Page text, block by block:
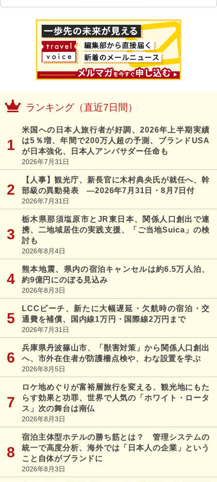
ランキング（直近7日間）
米国への日本人旅行者が好調、2026年上半期実績
は5％増、年間で200万人超の予測、ブランドUSA
が日本強化、日本人アンバサダー任命も
2026年7月31日
【人事】観光庁、新長官に木村典央氏が就任へ、幹
部級の異動発表 ―2026年7月31日・8月7日付
2026年7月31日
栃木県那須塩原市とJR東日本、関係人口創出で連
携、二地域居住の実践支援、「ご当地Suica」の検
討も
2026年8月4日
熊本地震、県内の宿泊キャンセルは約6.5万人泊、
約9億円にのぼる見込み
2026年8月3日
LCCピーチ、新たに大幅遅延・欠航時の宿泊・交
通費を補償、国内線1万円・国際線2万円まで
2026年7月31日
兵庫県丹波篠山市、「獣害対策」から関係人口創出
へ、市外在住者が防護柵点検や、わな設置を学ぶ
2026年8月5日
ロケ地めぐりが富裕層旅行を変える、観光地にもた
らす効果と功罪、世界で人気の「ホワイト・ロータ
ス」次の舞台は南仏
2026年8月3日
宿泊主体型ホテルの勝ち筋とは？ 管理システムの
統一で高度分析、海外では「日本人の企業」という
こと自体がブランドに
2026年8月3日